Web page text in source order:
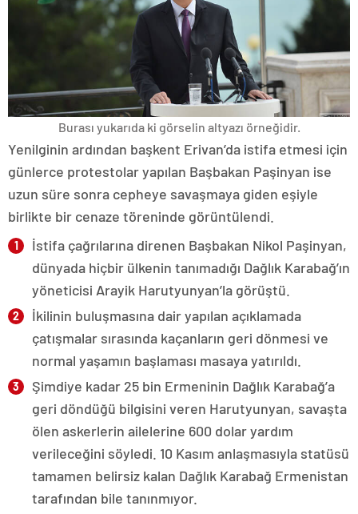
Burası yukarıda ki görselin altyazı örneğidir.
Yenilginin ardından başkent Erivan’da istifa etmesi için
günlerce protestolar yapılan Başbakan Paşinyan ise
uzun süre sonra cepheye savaşmaya giden eşiyle
birlikte bir cenaze töreninde görüntülendi.
İstifa çağrılarına direnen Başbakan Nikol Paşinyan,
dünyada hiçbir ülkenin tanımadığı Dağlık Karabağ’ın
yöneticisi Arayik Harutyunyan’la görüştü.
İkilinin buluşmasına dair yapılan açıklamada
çatışmalar sırasında kaçanların geri dönmesi ve
normal yaşamın başlaması masaya yatırıldı.
Şimdiye kadar 25 bin Ermeninin Dağlık Karabağ’a
geri döndüğü bilgisini veren Harutyunyan, savaşta
ölen askerlerin ailelerine 600 dolar yardım
verileceğini söyledi. 10 Kasım anlaşmasıyla statüsü
tamamen belirsiz kalan Dağlık Karabağ Ermenistan
tarafından bile tanınmıyor.